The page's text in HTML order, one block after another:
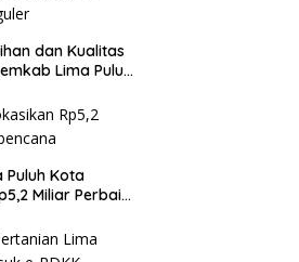
dan Kualitas
Lima Puluh
dan
Puluh Kota
Miliar Perbaiki